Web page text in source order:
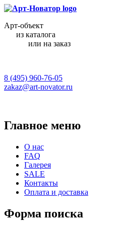
Арт-объект
из каталога
или на заказ
8 (495) 960-76-05
zakaz@art-novator.ru
Главное меню
О нас
FAQ
Галерея
SALE
Контакты
Оплата и доставка
Форма поиска